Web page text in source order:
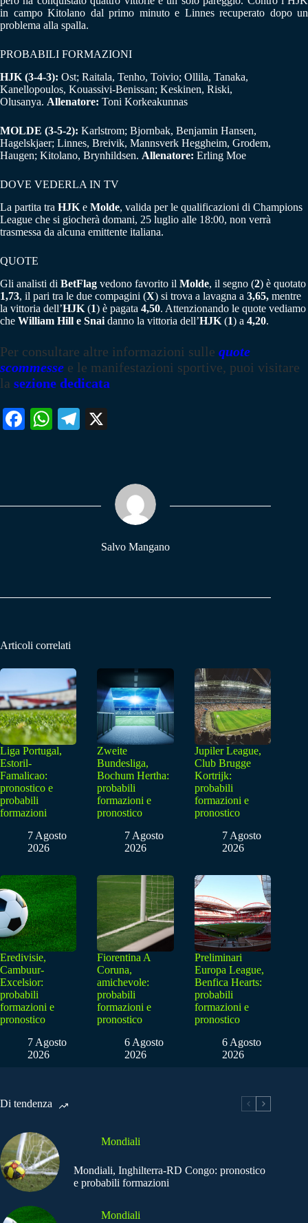
in campo Kitolano dal primo minuto e Linnes recuperato dopo un
problema alla spalla.
PROBABILI FORMAZIONI
HJK (3-4-3): Ost; Raitala, Tenho, Toivio; Ollila, Tanaka,
Kanellopoulos, Kouassivi-Benissan; Keskinen, Riski,
Olusanya. Allenatore: Toni Korkeakunnas
MOLDE (3-5-2): Karlstrom; Bjornbak, Benjamin Hansen,
Hagelskjaer; Linnes, Breivik, Mannsverk Heggheim, Grodem,
Haugen; Kitolano, Brynhildsen. Allenatore: Erling Moe
DOVE VEDERLA IN TV
La partita tra HJK e Molde, valida per le qualificazioni di Champions
League che si giocherà domani, 25 luglio alle 18:00, non verrà
trasmessa da alcuna emittente italiana.
QUOTE
Gli analisti di BetFlag vedono favorito il Molde, il segno (2) è quotato
1,73, il pari tra le due compagini (X) si trova a lavagna a 3,65, mentre
la vittoria dell’HJK (1) è pagata 4,50. Attenzionando le quote vediamo
che William Hill e Snai danno la vittoria dell’HJK (1) a 4,20.
Per consultare altre informazioni sulle quote
scommesse e le manifestazioni sportive, puoi visitare
la sezione dedicata
Fa W
pp
Te
m
Salvo Mangano
Articoli correlati
Liga Portugal,
Estoril-
Famalicao:
pronostico e
probabili
formazioni
7 Agosto
2026
Zweite
Bundesliga,
Bochum Hertha:
probabili
formazioni e
pronostico
7 Agosto
2026
Jupiler League,
Club Brugge
Kortrijk:
probabili
formazioni e
pronostico
7 Agosto
2026
Eredivisie,
Cambuur-
Excelsior:
probabili
formazioni e
pronostico
7 Agosto
2026
Fiorentina A
Coruna,
amichevole:
probabili
formazioni e
pronostico
6 Agosto
2026
Preliminari
Europa League,
Benfica Hearts:
probabili
formazioni e
pronostico
6 Agosto
2026
Di tendenza
Mondiali
Mondiali, Inghilterra-RD Congo: pronostico
e probabili formazioni
Mondiali